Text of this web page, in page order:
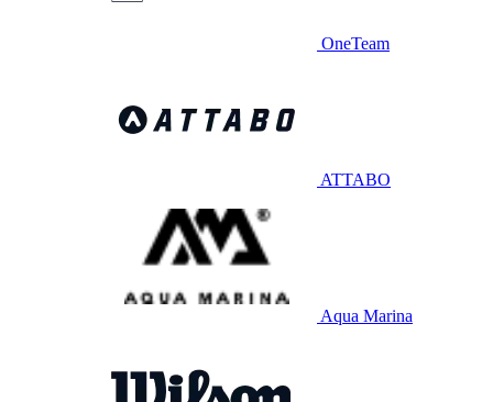
OneTeam
ATTABO
Aqua Marina